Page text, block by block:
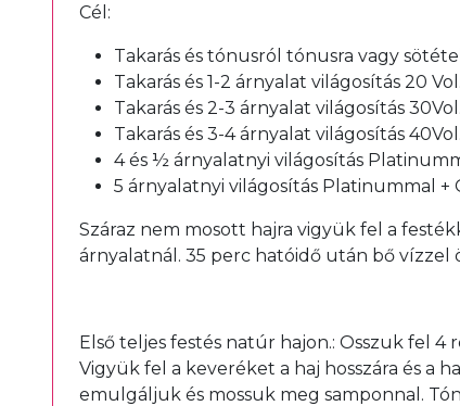
Cél:
Takarás és tónusról tónusra vagy
Takarás és 1-2 árnyalat világosítás 20
Takarás és 2-3 árnyalat világosítás
Takarás és 3-4 árnyalat világosítás 40Vol.
4 és ½ árnyalatnyi világosítás
5 árnyalatnyi világosítás Platinummal +
Száraz nem mosott hajra vigyük fel a
árnyalatnál. 35 perc hatóidő után bő vízzel
Első teljes festés natúr hajon.: Osszuk fel
Vigyük fel a keveréket a haj hosszára és a
emulgáljuk és mossuk meg samponnal.